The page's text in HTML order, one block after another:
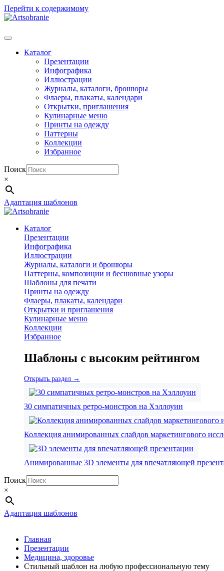
Перейти к содержимому
Каталог
Презентации
Инфографика
Иллюстрации
Журналы, каталоги, брошюры
Флаеры, плакаты, календари
Открытки, приглашения
Кулинарные меню
Принты на одежду
Паттерны
Коллекции
Избранное
Поиск
×
Адаптация шаблонов
Каталог
Презентации
Инфографика
Иллюстрации
Журналы, каталоги и брошюры
Паттерны, композиции и бесшовные узоры
Шаблоны для печати
Принты на одежду
Флаеры, плакаты, календари
Открытки и приглашения
Кулинарные меню
Коллекции
Избранное
Шаблоны с высоким рейтингом
Открыть раздел →
30 симпатичных ретро-монстров на Хэллоуин
Коллекция анимированных слайдов маркетингового
Анимированные 3D элементы для впечатляющей
Поиск
×
Адаптация шаблонов
Главная
Презентации
Медицина, здоровье
Стильный шаблон на любую профессиональную тему